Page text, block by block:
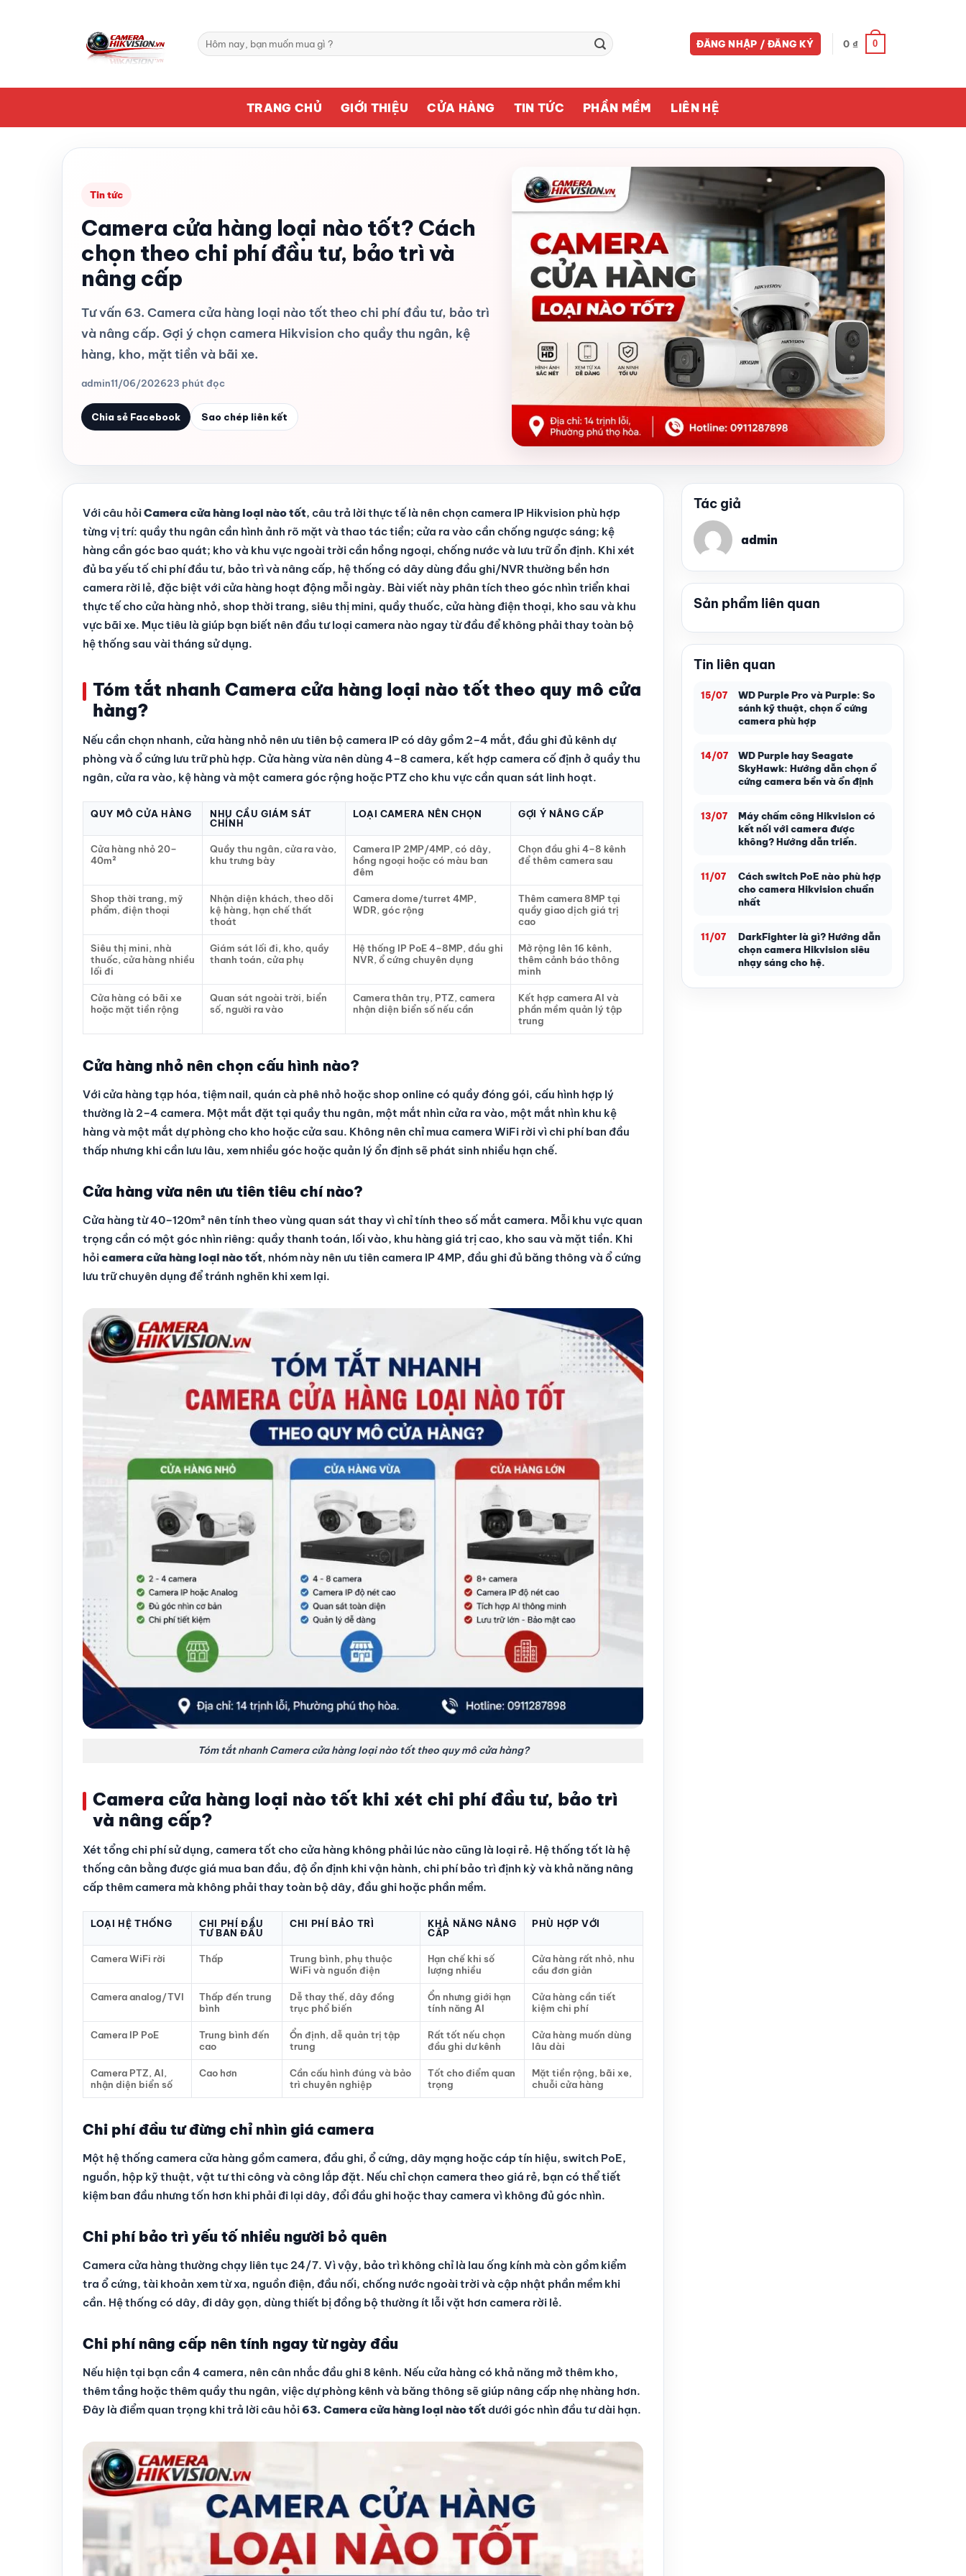
Tìm
kiếm:
ĐĂNG NHẬP / ĐĂNG KÝ 0 ₫ 0
TRANG CHỦ GIỚI THIỆU CỬA HÀNG TIN TỨC PHẦN MỀM LIÊN HỆ
Tin tức
Camera cửa hàng loại nào tốt? Cách
chọn theo chi phí đầu tư, bảo trì và
nâng cấp
Tư vấn 63. Camera cửa hàng loại nào tốt theo chi phí đầu tư, bảo trì
và nâng cấp. Gợi ý chọn camera Hikvision cho quầy thu ngân, kệ
hàng, kho, mặt tiền và bãi xe.
admin11/06/202623 phút đọc
Chia sẻ Facebook Sao chép liên kết
Với câu hỏiCamera cửa hàng loại nào tốt, câu trả lời thực tế là nên chọn camera IP Hikvision phù hợp
từng vị trí: quầy thu ngân cần hình ảnh rõ mặt và thao tác tiền; cửa ra vào cần chống ngược sáng; kệ
hàng cần góc bao quát; kho và khu vực ngoài trời cần hồng ngoại, chống nước và lưu trữ ổn định. Khi xét
đủ ba yếu tố chi phí đầu tư, bảo trì và nâng cấp, hệ thống có dây dùng đầu ghi/NVR thường bền hơn
camera rời lẻ, đặc biệt với cửa hàng hoạt động mỗi ngày. Bài viết này phân tích theo góc nhìn triển khai
thực tế cho cửa hàng nhỏ, shop thời trang, siêu thị mini, quầy thuốc, cửa hàng điện thoại, kho sau và khu
vực bãi xe. Mục tiêu là giúp bạn biết nên đầu tư loại camera nào ngay từ đầu để không phải thay toàn bộ
hệ thống sau vài tháng sử dụng.
Tóm tắt nhanh Camera cửa hàng loại nào tốt theo quy mô cửa
hàng?
Nếu cần chọn nhanh, cửa hàng nhỏ nên ưu tiên bộ camera IP có dây gồm 2–4 mắt, đầu ghi đủ kênh dự
phòng và ổ cứng lưu trữ phù hợp. Cửa hàng vừa nên dùng 4–8 camera, kết hợp camera cố định ở quầy thu
ngân, cửa ra vào, kệ hàng và một camera góc rộng hoặc PTZ cho khu vực cần quan sát linh hoạt.
QUY MÔ CỬA HÀNG
NHU CẦU GIÁM SÁT
CHÍNH
LOẠI CAMERA NÊN CHỌN GỢI Ý NÂNG CẤP
Cửa hàng nhỏ 20–
40m²
Quầy thu ngân, cửa ra vào,
khu trưng bày
Camera IP 2MP/4MP, có dây,
hồng ngoại hoặc có màu ban
đêm
Chọn đầu ghi 4–8 kênh
để thêm camera sau
Shop thời trang, mỹ
phẩm, điện thoại
Nhận diện khách, theo dõi
kệ hàng, hạn chế thất
thoát
Camera dome/turret 4MP,
WDR, góc rộng
Thêm camera 8MP tại
quầy giao dịch giá trị
cao
Siêu thị mini, nhà
thuốc, cửa hàng nhiều
lối đi
Giám sát lối đi, kho, quầy
thanh toán, cửa phụ
Hệ thống IP PoE 4–8MP, đầu ghi
NVR, ổ cứng chuyên dụng
Mở rộng lên 16 kênh,
thêm cảnh báo thông
minh
Cửa hàng có bãi xe
hoặc mặt tiền rộng
Quan sát ngoài trời, biển
số, người ra vào
Camera thân trụ, PTZ, camera
nhận diện biển số nếu cần
Kết hợp camera AI và
phần mềm quản lý tập
trung
Cửa hàng nhỏ nên chọn cấu hình nào?
Với cửa hàng tạp hóa, tiệm nail, quán cà phê nhỏ hoặc shop online có quầy đóng gói, cấu hình hợp lý
thường là 2–4 camera. Một mắt đặt tại quầy thu ngân, một mắt nhìn cửa ra vào, một mắt nhìn khu kệ
hàng và một mắt dự phòng cho kho hoặc cửa sau. Không nên chỉ mua camera WiFi rời vì chi phí ban đầu
thấp nhưng khi cần lưu lâu, xem nhiều góc hoặc quản lý ổn định sẽ phát sinh nhiều hạn chế.
Cửa hàng vừa nên ưu tiên tiêu chí nào?
Cửa hàng từ 40–120m² nên tính theo vùng quan sát thay vì chỉ tính theo số mắt camera. Mỗi khu vực quan
trọng cần có một góc nhìn riêng: quầy thanh toán, lối vào, khu hàng giá trị cao, kho sau và mặt tiền. Khi
hỏicamera cửa hàng loại nào tốt, nhóm này nên ưu tiên camera IP 4MP, đầu ghi đủ băng thông và ổ cứng
lưu trữ chuyên dụng để tránh nghẽn khi xem lại.
Tóm tắt nhanh Camera cửa hàng loại nào tốt theo quy mô cửa hàng?
Camera cửa hàng loại nào tốt khi xét chi phí đầu tư, bảo trì
và nâng cấp?
Xét tổng chi phí sử dụng, camera tốt cho cửa hàng không phải lúc nào cũng là loại rẻ. Hệ thống tốt là hệ
thống cân bằng được giá mua ban đầu, độ ổn định khi vận hành, chi phí bảo trì định kỳ và khả năng nâng
cấp thêm camera mà không phải thay toàn bộ dây, đầu ghi hoặc phần mềm.
LOẠI HỆ THỐNG
CHI PHÍ ĐẦU
TƯ BAN ĐẦU
CHI PHÍ BẢO TRÌ
KHẢ NĂNG NÂNG
CẤP
PHÙ HỢP VỚI
Camera WiFi rời Thấp
Trung bình, phụ thuộc
WiFi và nguồn điện
Hạn chế khi số
lượng nhiều
Cửa hàng rất nhỏ, nhu
cầu đơn giản
Camera analog/TVI
Thấp đến trung
bình
Dễ thay thế, dây đồng
trục phổ biến
Ổn nhưng giới hạn
tính năng AI
Cửa hàng cần tiết
kiệm chi phí
Camera IP PoE
Trung bình đến
cao
Ổn định, dễ quản trị tập
trung
Rất tốt nếu chọn
đầu ghi dư kênh
Cửa hàng muốn dùng
lâu dài
Camera PTZ, AI,
nhận diện biển số
Cao hơn
Cần cấu hình đúng và bảo
trì chuyên nghiệp
Tốt cho điểm quan
trọng
Mặt tiền rộng, bãi xe,
chuỗi cửa hàng
Chi phí đầu tư đừng chỉ nhìn giá camera
Một hệ thống camera cửa hàng gồm camera, đầu ghi, ổ cứng, dây mạng hoặc cáp tín hiệu, switch PoE,
nguồn, hộp kỹ thuật, vật tư thi công và công lắp đặt. Nếu chỉ chọn camera theo giá rẻ, bạn có thể tiết
kiệm ban đầu nhưng tốn hơn khi phải đi lại dây, đổi đầu ghi hoặc thay camera vì không đủ góc nhìn.
Chi phí bảo trì yếu tố nhiều người bỏ quên
Camera cửa hàng thường chạy liên tục 24/7. Vì vậy, bảo trì không chỉ là lau ống kính mà còn gồm kiểm
tra ổ cứng, tài khoản xem từ xa, nguồn điện, đầu nối, chống nước ngoài trời và cập nhật phần mềm khi
cần. Hệ thống có dây, đi dây gọn, dùng thiết bị đồng bộ thường ít lỗi vặt hơn camera rời lẻ.
Chi phí nâng cấp nên tính ngay từ ngày đầu
Nếu hiện tại bạn cần 4 camera, nên cân nhắc đầu ghi 8 kênh. Nếu cửa hàng có khả năng mở thêm kho,
thêm tầng hoặc thêm quầy thu ngân, việc dự phòng kênh và băng thông sẽ giúp nâng cấp nhẹ nhàng hơn.
Đây là điểm quan trọng khi trả lời câu hỏi63. Camera cửa hàng loại nào tốtdưới góc nhìn đầu tư dài hạn.
Tác giả
admin
Sản phẩm liên quan
Tin liên quan
15/07
WD Purple Pro và Purple: So
sánh kỹ thuật, chọn ổ cứng
camera phù hợp
14/07
WD Purple hay Seagate
SkyHawk: Hướng dẫn chọn ổ
cứng camera bền và ổn định
13/07
Máy chấm công Hikvision có
kết nối với camera được
không? Hướng dẫn triển.
11/07
Cách switch PoE nào phù hợp
cho camera Hikvision chuẩn
nhất
11/07
DarkFighter là gì? Hướng dẫn
chọn camera Hikvision siêu
nhạy sáng cho hệ.